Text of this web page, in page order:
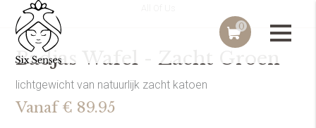
0
Badjas Wafel - Zacht Groen
lichtgewicht van natuurlijk zacht katoen
Vanaf € 89.95